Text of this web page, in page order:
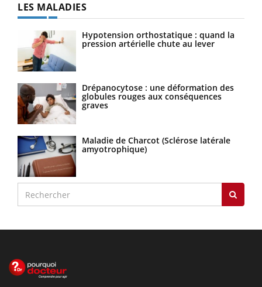
LES MALADIES
Hypotension orthostatique : quand la
pression artérielle chute au lever
Drépanocytose : une déformation des
globules rouges aux conséquences
graves
Maladie de Charcot (Sclérose latérale
amyotrophique)